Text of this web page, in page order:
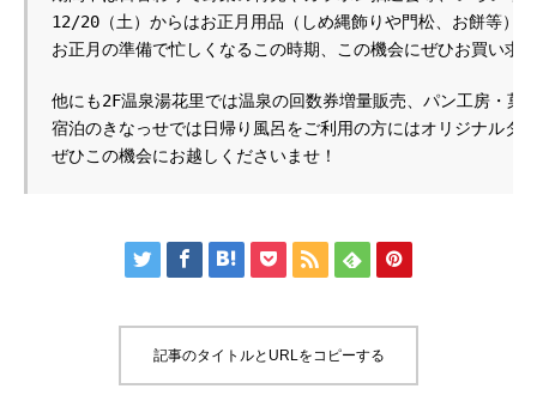
12/20（土）からはお正月用品（しめ縄飾りや門松、お餅等）
お正月の準備で忙しくなるこの時期、この機会にぜひお買い求
他にも2F温泉湯花里では温泉の回数券増量販売、パン工房・
宿泊のきなっせでは日帰り風呂をご利用の方にはオリジナル
ぜひこの機会にお越しくださいませ！
      
記事のタイトルとURLをコピーする